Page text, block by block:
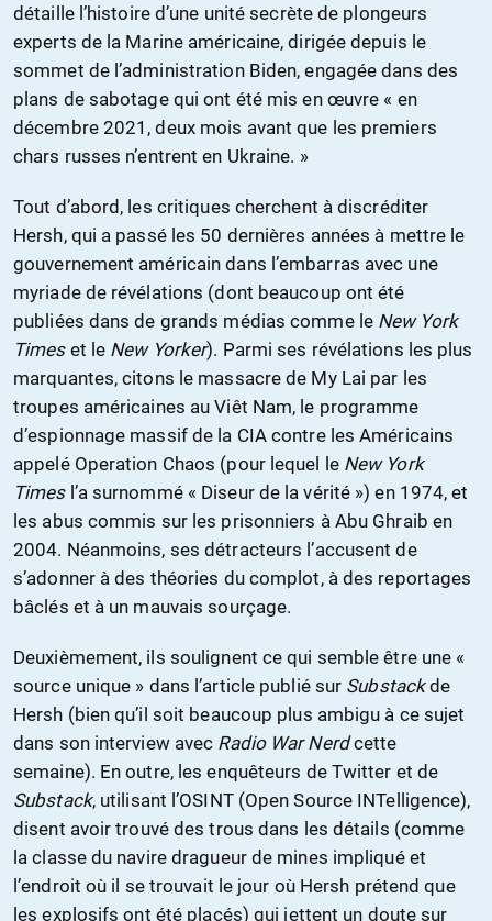
détaille l’histoire d’une unité secrète de plongeurs
experts de la Marine américaine, dirigée depuis le
sommet de l’administration Biden, engagée dans des
plans de sabotage qui ont été mis en œuvre « en
décembre 2021, deux mois avant que les premiers
chars russes n’entrent en Ukraine. »
Tout d’abord, les critiques cherchent à discréditer
Hersh, qui a passé les 50 dernières années à mettre le
gouvernement américain dans l’embarras avec une
myriade de révélations (dont beaucoup ont été
publiées dans de grands médias comme le New York
Timeset le New Yorker). Parmi ses révélations les plus
marquantes, citons le massacre de My Lai par les
troupes américaines au Viêt Nam, le programme
d’espionnage massif de la CIA contre les Américains
appelé Operation Chaos (pour lequel le New York
Timesl’a surnommé « Diseur de la vérité ») en 1974, et
les abus commis sur les prisonniers à Abu Ghraib en
2004. Néanmoins, ses détracteurs l’accusent de
s’adonner à des théories du complot, à des reportages
bâclés et à un mauvais sourçage.
Deuxièmement, ils soulignent ce qui semble être une «
source unique » dans l’article publié sur Substackde
Hersh (bien qu’il soit beaucoup plus ambigu à ce sujet
dans son interview avec Radio War Nerdcette
semaine). En outre, les enquêteurs de Twitter et de
Substack, utilisant l’OSINT (Open Source INTelligence),
disent avoir trouvé des trous dans les détails (comme
la classe du navire dragueur de mines impliqué et
l’endroit où il se trouvait le jour où Hersh prétend que
les explosifs ont été placés) qui jettent un doute sur